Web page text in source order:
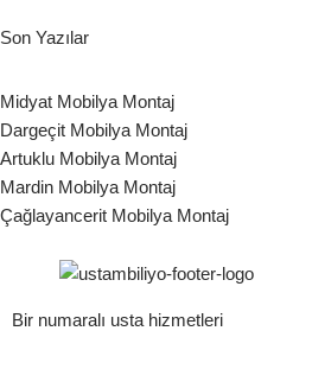
Son Yazılar
Midyat Mobilya Montaj
Dargeçit Mobilya Montaj
Artuklu Mobilya Montaj
Mardin Mobilya Montaj
Çağlayancerit Mobilya Montaj
Bir numaralı usta hizmetleri